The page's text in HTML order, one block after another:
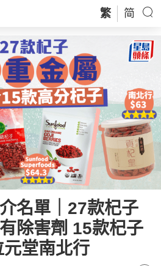
繁 简
名單｜27款杞子
除害劑 15款杞子
堂南北行